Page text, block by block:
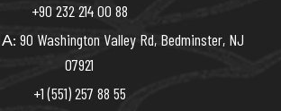
+90 232 214 00 88
Washington Valley Rd, Bedminster, NJ
07921
+1 (551) 257 88 55